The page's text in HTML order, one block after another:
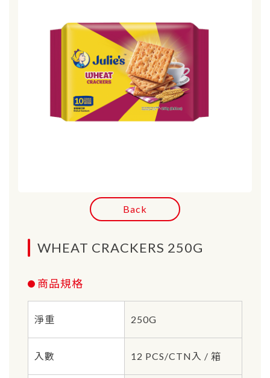
Back
WHEAT CRACKERS 250G
商品規格
淨重 250G
入數 12 PCS/CTN入 / 箱